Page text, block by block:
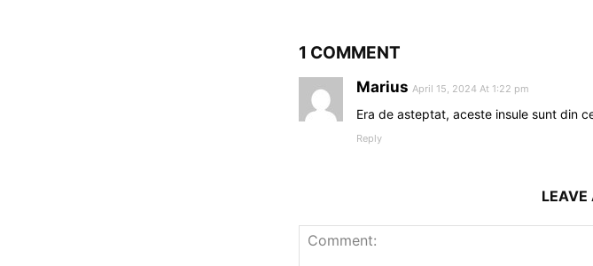
1 COMMENT
Marius April 15, 2024 At 1:22 pm
Era de asteptat, aceste insule sunt din
Reply
LEAVE